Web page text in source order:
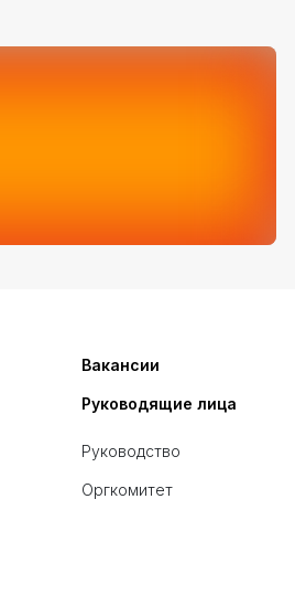
Вакансии
Руководящие лица
Руководство
Оргкомитет